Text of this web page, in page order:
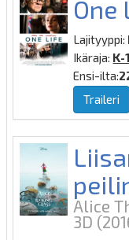
One
Lajityyppi:
Ikäraja: K-
Ensi-ilta:
Traileri
Alice
3D